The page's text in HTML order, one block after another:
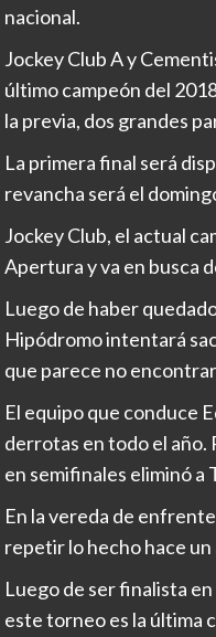
nacional.
Jockey Club A y
último campeón del
la previa, dos grandes
La primera final será
revancha será el
Jockey Club, el actual
Apertura y va en busca
Luego de haber
Hipódromo intentará
que parece no
El equipo que conduce
derrotas en todo el año.
en semifinales eliminó a
En la vereda de
repetir lo hecho hace un
Luego de ser finalista
este torneo es la última